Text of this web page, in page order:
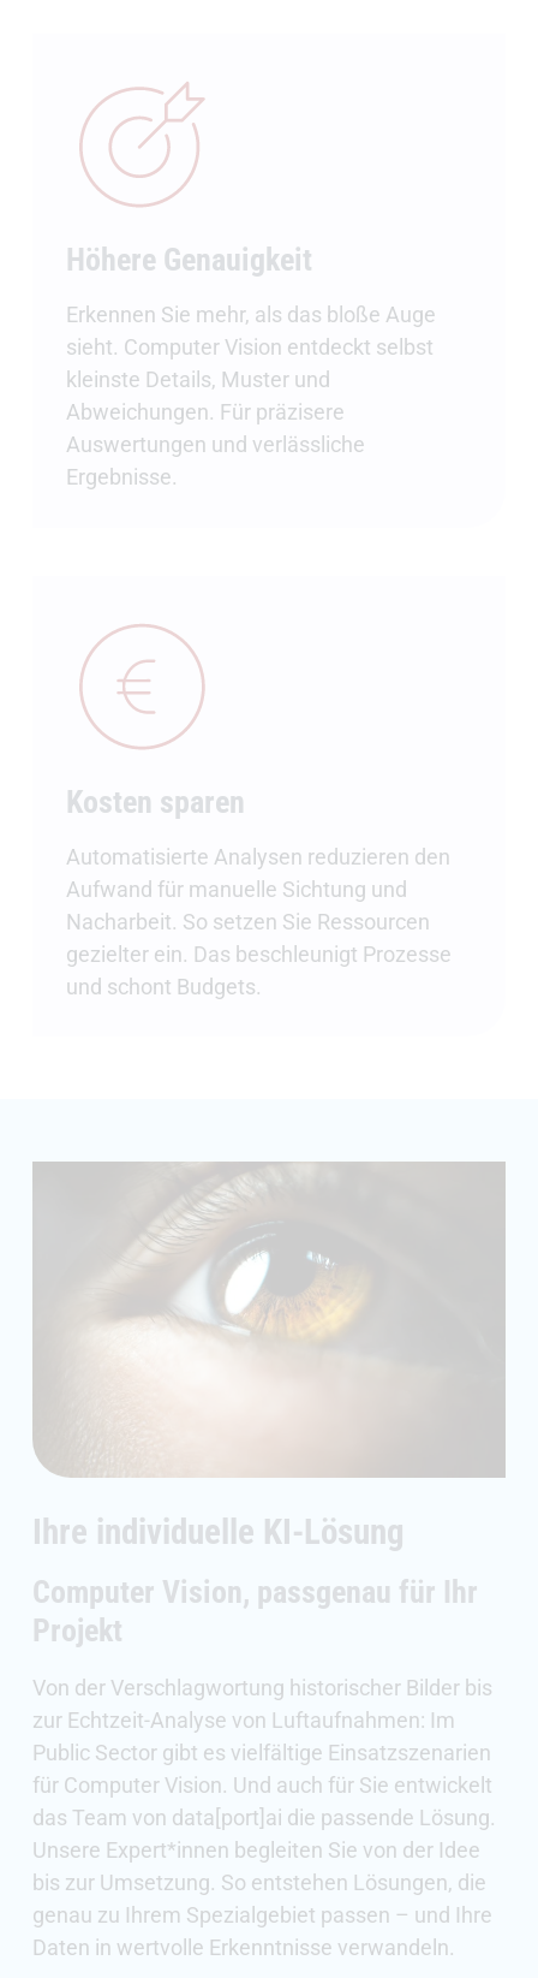
Höhere Genauigkeit
Erkennen Sie mehr, als das bloße Auge
sieht. Computer Vision entdeckt selbst
kleinste Details, Muster und
Abweichungen. Für präzisere
Auswertungen und verlässliche
Ergebnisse.
Kosten sparen
Automatisierte Analysen reduzieren den
Aufwand für manuelle Sichtung und
Nacharbeit. So setzen Sie Ressourcen
gezielter ein. Das beschleunigt Prozesse
und schont Budgets.
Ihre individuelle KI-Lösung
Computer Vision, passgenau für Ihr
Projekt
Von der Verschlagwortung historischer Bilder bis
zur Echtzeit-Analyse von Luftaufnahmen: Im
Public Sector gibt es vielfältige Einsatzszenarien
für Computer Vision. Und auch für Sie entwickelt
das Team von data[port]ai die passende Lösung.
Unsere Expert*innen begleiten Sie von der Idee
bis zur Umsetzung. So entstehen Lösungen, die
genau zu Ihrem Spezialgebiet passen – und Ihre
Daten in wertvolle Erkenntnisse verwandeln.